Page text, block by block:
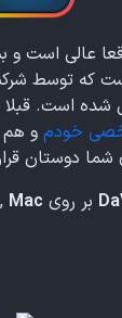
که توسط
است. قبلا
خودم و هم
شما دوستان
بر روی , Mac